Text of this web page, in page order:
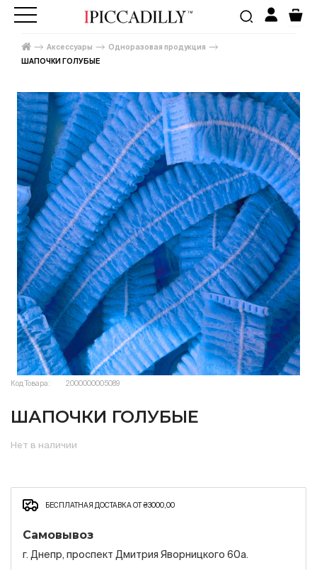
Аксессуары
Одноразовая продукция
ШАПОЧКИ ГОЛУБЫЕ
Код Товара: 2000000005089
ШАПОЧКИ ГОЛУБЫЕ
Нет в наличии
БЕСПЛАТНАЯ ДОСТАВКА ОТ ₴3000,00
Самовывоз
г. Днепр, проспект Дмитрия Яворницкого 60а.